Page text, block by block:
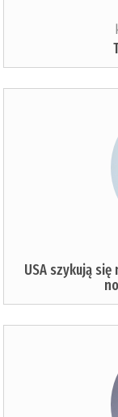
USA szykują